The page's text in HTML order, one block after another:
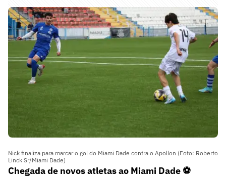
Nick finaliza para marcar o gol do Miami Dade contra o Apollon (Foto: Roberto
Linck Sr/Miami Dade)
Chegada de novos atletas ao Miami Dade ⚽